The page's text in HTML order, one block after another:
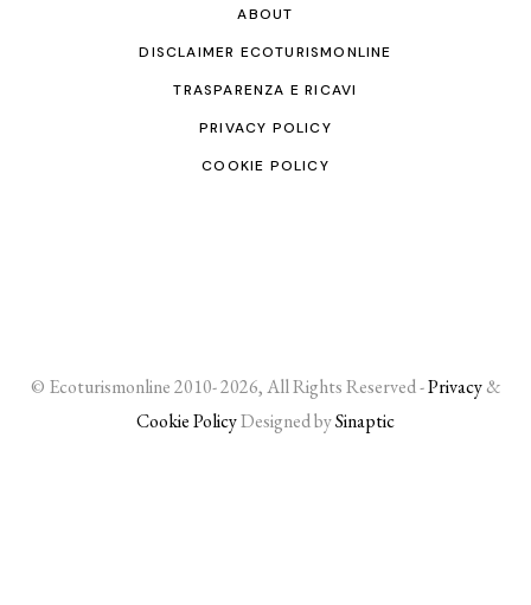
ABOUT
DISCLAIMER ECOTURISMONLINE
TRASPARENZA E RICAVI
PRIVACY POLICY
COOKIE POLICY
© Ecoturismonline 2010- 2026, All Rights Reserved -Privacy&
Cookie PolicyDesigned bySinaptic